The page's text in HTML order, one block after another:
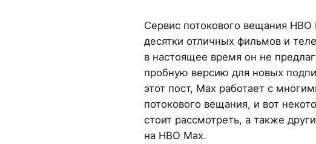
Сервис потокового вещания
десятки отличных фильмов и
в настоящее время он не
пробную версию для новых
этот пост, Max работает с
потокового вещания, и вот
стоит рассмотреть, а также
на HBO Max.